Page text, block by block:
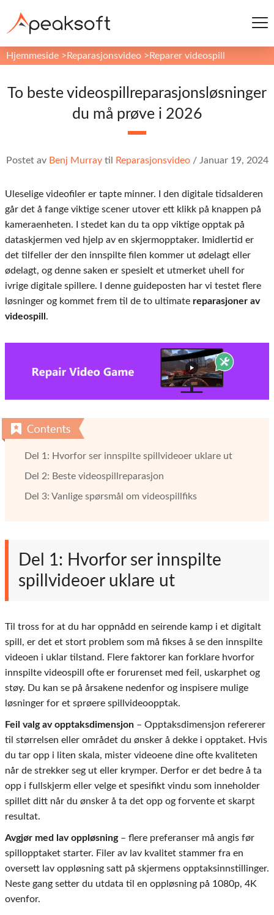
Hjemmeside > Reparasjonsvideo > Reparer videospill
To beste videospillreparasjonsløsninger
du må prøve i 2026
Postet av Benj Murraytil Reparasjonsvideo/ Januar 19, 2024
Uleselige videofiler er tapte minner. I den digitale tidsalderen
går det å fange viktige scener utover ett klikk på knappen på
kameraenheten. I stedet kan du ta opp viktige opptak på
dataskjermen ved hjelp av en skjermopptaker. Imidlertid er
det tilfeller der den innspilte filen kommer ut ødelagt eller
ødelagt, og denne saken er spesielt et utmerket uhell for
ivrige digitale spillere. I denne guideposten har vi testet flere
løsninger og kommet frem til de to ultimate reparasjoner av
videospill .
Del 1: Hvorfor ser innspilte spillvideoer uklare ut
Del 2: Beste videospillreparasjon
Del 3: Vanlige spørsmål om videospillfiks
Del 1: Hvorfor ser innspilte
spillvideoer uklare ut
Til tross for at du har oppnådd en seirende kamp i et digitalt
spill, er det et stort problem som må fikses å se den innspilte
videoen i uklar tilstand. Flere faktorer kan forklare hvorfor
innspilte videospill ofte er forurenset med feil, uskarphet og
støy. Du kan se på årsakene nedenfor og inspisere mulige
løsninger for et sprøere spillvideoopptak.
Feil valg av opptaksdimensjon – Opptaksdimensjon refererer
til størrelsen eller området du ønsker å dekke i opptaket. Hvis
du tar opp i liten skala, mister videoene dine ofte kvaliteten
når de strekker seg ut eller krymper. Derfor er det bedre å ta
opp i fullskjerm eller velge et spesifikt vindu som inneholder
spillet ditt når du ønsker å ta det opp og forvente et skarpt
resultat.
Avgjør med lav oppløsning– flere preferanser må angis før
spillopptaket starter. Filer av lav kvalitet stammer fra en
oversett lav oppløsning satt på skjermens opptaksinnstillinger.
Neste gang setter du utdata til en oppløsning på 1080p, 4K
ovenfor.